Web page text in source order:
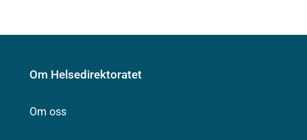
Om Helsedirektoratet
Om oss